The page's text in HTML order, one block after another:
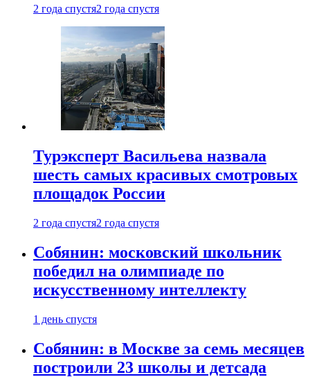
2 года спустя2 года спустя
Турэксперт Васильева назвала
шесть самых красивых смотровых
площадок России
2 года спустя2 года спустя
Собянин: московский школьник
победил на олимпиаде по
искусственному интеллекту
1 день спустя
Собянин: в Москве за семь месяцев
построили 23 школы и детсада